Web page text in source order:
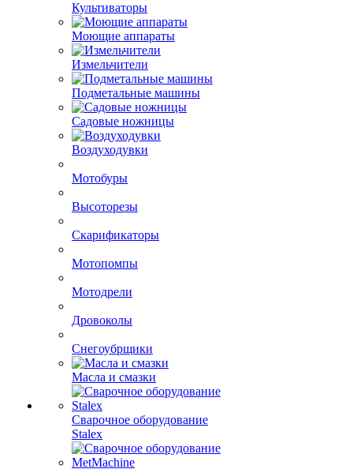
Культиваторы
Моющие аппараты
Измельчители
Подметальные машины
Садовые ножницы
Воздуходувки
Мотобуры
Высоторезы
Скарификаторы
Мотопомпы
Мотодрели
Дровоколы
Снегоубрщики
Масла и смазки
Сварочное оборудование
Stalex